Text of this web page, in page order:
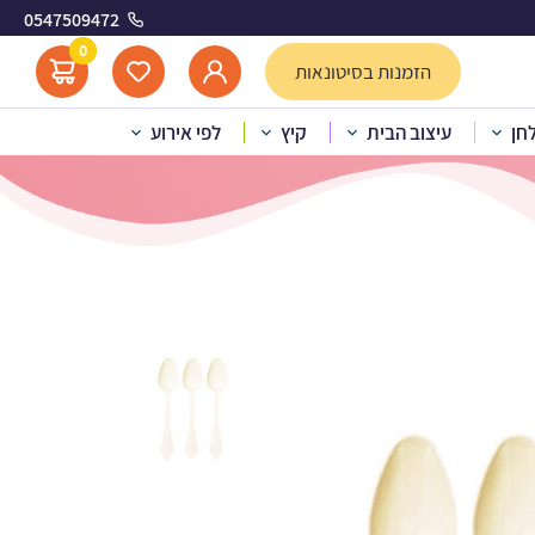
0547509472
הזמנות בסיטונאות
0
עיצוב הבית קיץ לפי אירוע קרם